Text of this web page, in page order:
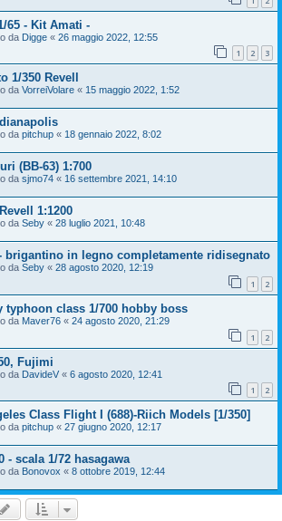
65 - Kit Amati -
da Digge « 26 maggio 2022, 12:55
1 2 3
1/350 Revell
da VorreiVolare « 15 maggio 2022, 1:52
da pitchup « 18 gennaio 2022, 8:02
(BB-63) 1:700
da sjmo74 « 16 settembre 2021, 14:10
1:1200
da Seby « 28 luglio 2021, 10:48
brigantino in legno completamente ridisegnato
da Seby « 28 agosto 2020, 12:19
1 2
typhoon class 1/700 hobby boss
da Maver76 « 24 agosto 2020, 21:29
1 2
Fujimi
da DavideV « 6 agosto 2020, 12:41
1 2
Class Flight I (688)-Riich Models [1/350]
da pitchup « 27 giugno 2020, 12:17
- scala 1/72 hasagawa
da Bonovox « 8 ottobre 2019, 12:44